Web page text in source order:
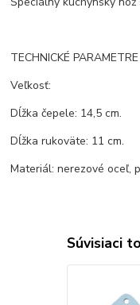
TECHNICKÉ PARAMETRE
Veľkosť:
Dĺžka čepele: 14,5 cm.
Dĺžka rukoväte: 11 cm.
Materiál: nerezové oceľ,
Súvisiaci